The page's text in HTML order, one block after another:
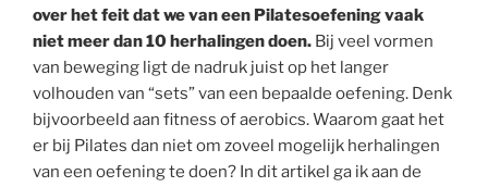
over het feit dat we van een Pilatesoefening vaak
niet meer dan 10 herhalingen doen. Bij veel vormen
van beweging ligt de nadruk juist op het langer
volhouden van “sets” van een bepaalde oefening. Denk
bijvoorbeeld aan fitness of aerobics. Waarom gaat het
er bij Pilates dan niet om zoveel mogelijk herhalingen
van een oefening te doen? In dit artikel ga ik aan de